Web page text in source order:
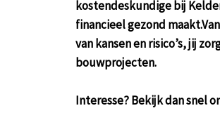
kostendeskundige bij
financieel gezond
van kansen en risico’s, jij
bouwprojecten.
Interesse? Bekijk dan snel